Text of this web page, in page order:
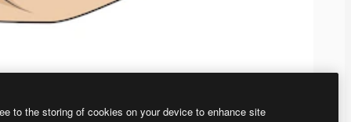
to the storing of cookies on your device to enhance site